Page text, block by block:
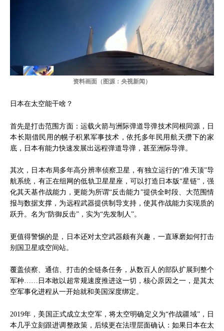
资料画面（图源：央视新闻）
日本在太空能干啥？
首先是打击范围方面：运载火箭与洲际弹道导弹技术同根同源，日
本长期借民用的幌子积累军事技术，依托多年民用航天攒下的家
底，日本有能力快速发展出远程弹道导弹，甚至洲际导弹。
其次，日本布局多年高分辨率侦察卫星，有独立运行的“准天顶”导
航系统，有正在组网的低轨卫星星座，可以打造日本版“星链”，强
化其天基作战能力，更能为所谓“反击能力”提供全时段、大范围情
报与数据支撑，为远程武器提供制导支持，使其作战能力实现质的
跃升。名为“防御反击”，实为“先发制人”。
更值得警惕的是，日本还对太空武器颇有兴趣，一直琢磨如何打击
别国卫星或空间站。
覆盖侦察、通信、打击的全链条任务，从数百人的部队扩展到整个
军种……日本敢以超常规速度推进这一切，核心原因之一，是其太
空军事化进程从一开始就和美国深度绑定。
2019年，美国正式成立太空军，将太空明确定义为“作战疆域”，日
本几乎立刻跟进调整政策，后续更在法理层面确认：如果日本在太